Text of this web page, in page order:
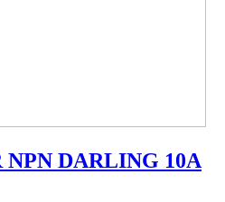
NPN DARLING 10A